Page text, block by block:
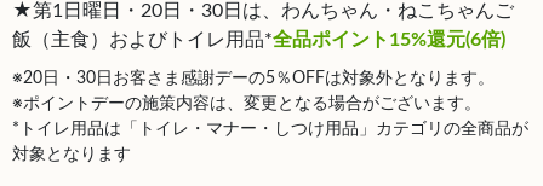
★第1日曜日・20日・30日は、わんちゃん・ねこちゃんご
飯（主食）およびトイレ用品*全品ポイント15%還元(6倍)
※20日・30日お客さま感謝デーの5％OFFは対象外となります。
※ポイントデーの施策内容は、変更となる場合がございます。
*トイレ用品は「トイレ・マナー・しつけ用品」カテゴリの全商品が
対象となります